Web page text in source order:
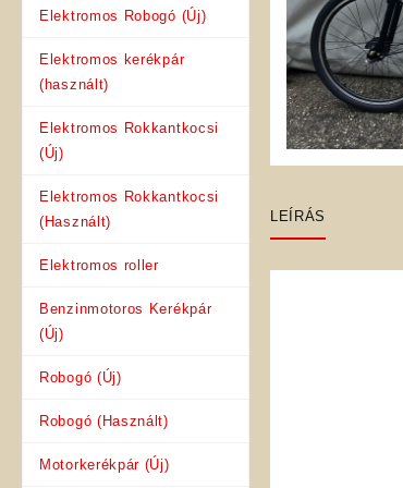
Elektromos Robogó (Új)
Elektromos kerékpár
(használt)
Elektromos Rokkantkocsi
(Új)
Elektromos Rokkantkocsi
(Használt)
Elektromos roller
Benzinmotoros Kerékpár
(Új)
Robogó (Új)
Robogó (Használt)
Motorkerékpár (Új)
LEÍRÁS